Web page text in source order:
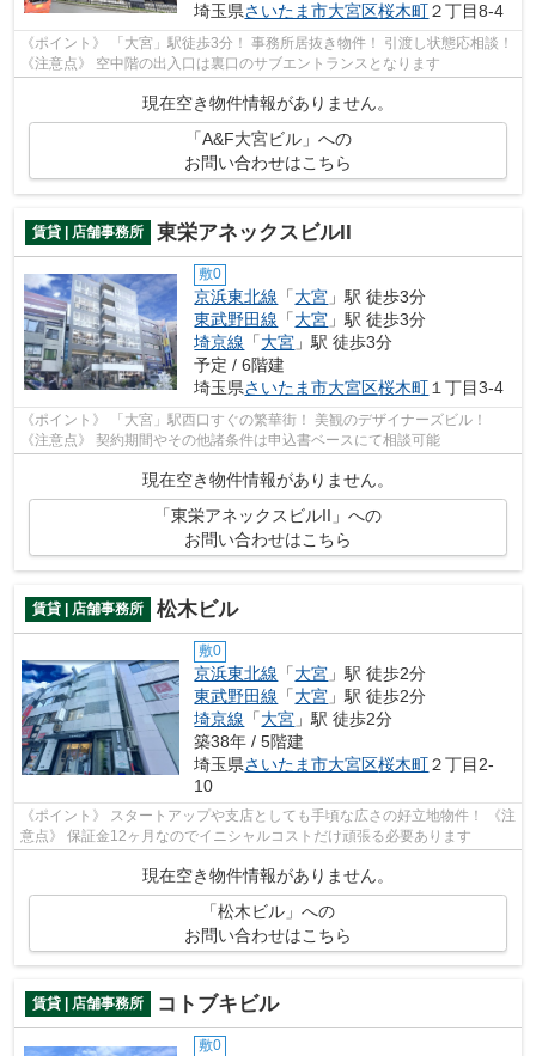
埼玉県さいたま市大宮区桜木町２丁目8-4
《ポイント》 「大宮」駅徒歩3分！ 事務所居抜き物件！ 引渡し状態応相談！
《注意点》 空中階の出入口は裏口のサブエントランスとなります
現在空き物件情報がありません。
「A&F大宮ビル」への
お問い合わせはこちら
賃貸 | 店舗事務所 東栄アネックスビルII
敷0
京浜東北線 「大宮 」駅 徒歩3分
東武野田線 「大宮 」駅 徒歩3分
埼京線 「大宮 」駅 徒歩3分
予定 / 6階建
埼玉県さいたま市大宮区桜木町 １丁目3-4
《ポイント》 「大宮」駅西口すぐの繁華街！ 美観のデザイナーズビル！
《注意点》 契約期間やその他諸条件は申込書ベースにて相談可能
現在空き物件情報がありません。
「東栄アネックスビルII」への
お問い合わせはこちら
賃貸 | 店舗事務所 松木ビル
敷0
京浜東北線 「大宮 」駅 徒歩2分
東武野田線 「大宮 」駅 徒歩2分
埼京線 「大宮 」駅 徒歩2分
築38年 / 5階建
埼玉県さいたま市大宮区桜木町２丁目2-
10
《ポイント》 スタートアップや支店としても手頃な広さの好立地物件！ 《注
意点》 保証金12ヶ月なのでイニシャルコストだけ頑張る必要あります
現在空き物件情報がありません。
「松木ビル」への
お問い合わせはこちら
賃貸 | 店舗事務所 コトブキビル
敷0